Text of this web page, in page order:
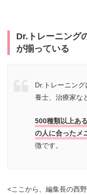
Dr.トレーニング
が揃っている
Dr.トレーニン
養士、治療家な
500種類以上あ
の人に合ったメ
徴です。
<ここから、編集長の西